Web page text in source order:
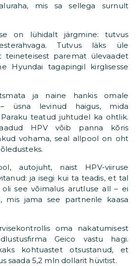
mis sa sellega surnult
on lühidalt järgmine: tutvus
Tutvus läks üle
teineteisest paremat ülevaadet
Hyundai tagapingil kirglisesse
ja naine hankis omale
– üsna levinud haigus, mida
Paraku teatud juhtudel ka ohtlik.
HPV võib panna kõris
vohama, seal allpool on oht
autojuht, naist HPV-viiruse
ja isegi kui ta teadis, et tal
see võimalus arutluse all – ei
mis jama see partnerile kaasa
oma nakatumisest
Geico vastu hagi.
kohtuastet otsustanud, et
saada 5,2 mln dollarit hüvitist.